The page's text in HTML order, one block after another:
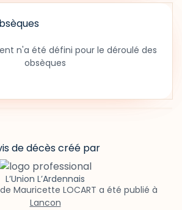
n'a été défini pour le déroulé des
obsèques
de décès créé par
L’Union L’Ardennais
Mauricette LOCART a été publié à
Lancon